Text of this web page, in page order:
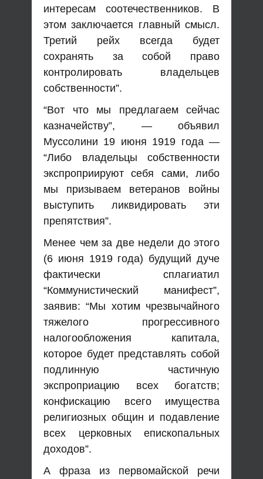
интересам соотечественников. В
этом заключается главный смысл.
Третий рейх всегда будет
сохранять за собой право
контролировать владельцев
собственности”.
“Вот что мы предлагаем сейчас
казначейству”, — объявил
Муссолини 19 июня 1919 года —
“Либо владельцы собственности
экспроприируют себя сами, либо
мы призываем ветеранов войны
выступить ликвидировать эти
препятствия”.
Менее чем за две недели до этого
(6 июня 1919 года) будущий дуче
фактически сплагиатил
“Коммунистический манифест”,
заявив: “Мы хотим чрезвычайного
тяжелого прогрессивного
налогообложения капитала,
которое будет представлять собой
подлинную частичную
экспроприацию всех богатств;
конфискацию всего имущества
религиозных общин и подавление
всех церковных епископальных
доходов”.
А фраза из первомайской речи